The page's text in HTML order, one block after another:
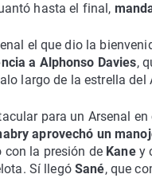
hasta el final,
el que dio la
a Alphonso Davies,
largo de la estrella del
para un Arsenal
aprovechó un
con la presión de Kane y
Sí llegóSané, que